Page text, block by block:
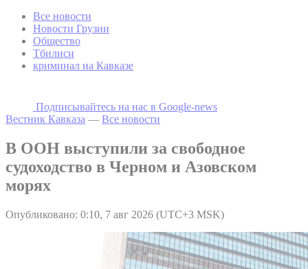
Все новости
Новости Грузии
Общество
Тбилиси
криминал на Кавказе
Подписывайтесь на наc в Google-news
Вестник Кавказа — Все новости
В ООН выступили за свободное
судоходство в Черном и Азовском
морях
Опубликовано: 0:10, 7 авг 2026 (UTC+3 MSK)